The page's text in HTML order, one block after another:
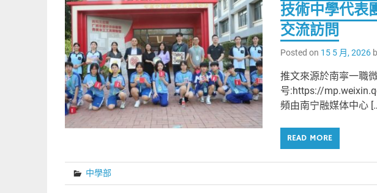
技術中學代表
交流訪問
Posted on 15 5 月, 2026
推文來源於南寜一職
号:https://
頻由南宁融媒体中心
READ MORE
中學部